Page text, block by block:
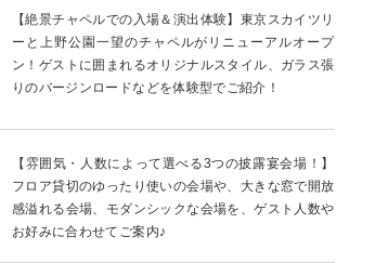
【絶景チャペルでの入場＆演出体験】東京スカイツリ
ーと上野公園一望のチャペルがリニューアルオープ
ン！ゲストに囲まれるオリジナルスタイル、ガラス張
りのバージンロードなどを体験型でご紹介！
【雰囲気・人数によって選べる3つの披露宴会場！】
フロア貸切のゆったり使いの会場や、大きな窓で開放
感溢れる会場、モダンシックな会場を、ゲスト人数や
お好みに合わせてご案内♪